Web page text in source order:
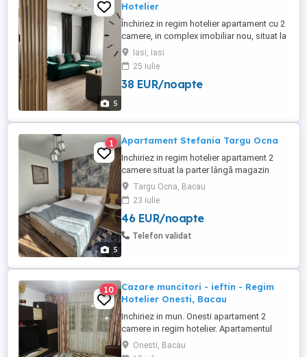
5
Hotelier
Închiriez in regim hotelier apartament cu 2
camere, in complex imobiliar nou, situat la
2 km de centrul orașului Iași, aproape de
ieșirea din oraș, în cartier Dacia.
Apartamentul este complet mobilat și
utilat, dispune de loc de parcare privat,
Iasi, Iasi
25 iulie
38 EUR/noapte
5
1 Apartament Stefania Targu Ocna
Inchiriez in regim hotelier apartament 2
camere situat la parter lângă magazin
pennyTargu Ocna, Bacau
23 iulie
46 EUR/noapte
Telefon validat
10
Cazare muncitori - ieftin - Regim
Hotelier Onesti, Bacau
Inchiriez in mun. Onesti apartament 2
camere in regim hotelier. Apartamentul
este proaspat renovat, utilat, mobilat, tv
smart in camere si bucatarie, internet,
Onesti, Bacau